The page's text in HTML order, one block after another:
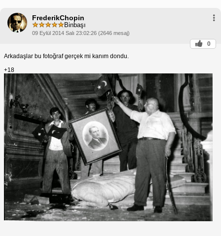
FrederikChopin
Binbaşı
09 Eylül 2014 Salı 23:02:26 (2646 mesaj)
0
Arkadaşlar bu fotoğraf gerçek mi kanım dondu.
+18